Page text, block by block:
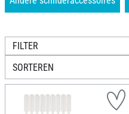
FILTER
SORTEREN